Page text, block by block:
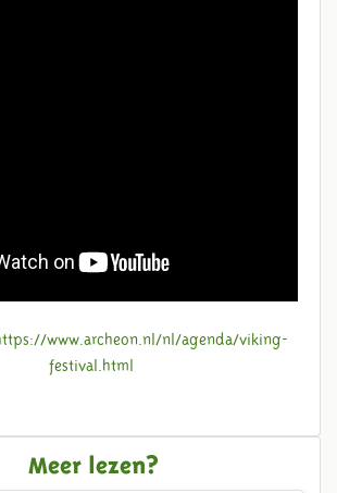
www.archeon.nl/nl/agenda/viking-
festival.html
Meer lezen?